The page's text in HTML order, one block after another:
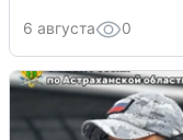
6 августа 0